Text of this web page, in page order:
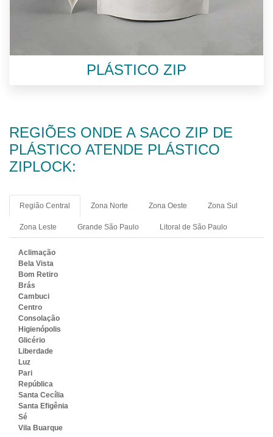
PLÁSTICO ZIP
REGIÕES ONDE A SACO ZIP DE
PLÁSTICO ATENDE PLÁSTICO
ZIPLOCK:
Região Central Zona Norte Zona Oeste Zona Sul
Zona Leste Grande São Paulo Litoral de São Paulo
Aclimação
Bela Vista
Bom Retiro
Brás
Cambuci
Centro
Consolação
Higienópolis
Glicério
Liberdade
Luz
Pari
República
Santa Cecília
Santa Efigênia
Sé
Vila Buarque